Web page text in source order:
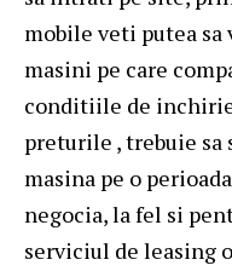
mobile veti putea
masini pe care
conditiile de
preturile , trebuie
masina pe o
negocia, la fel si
serviciul de leasing